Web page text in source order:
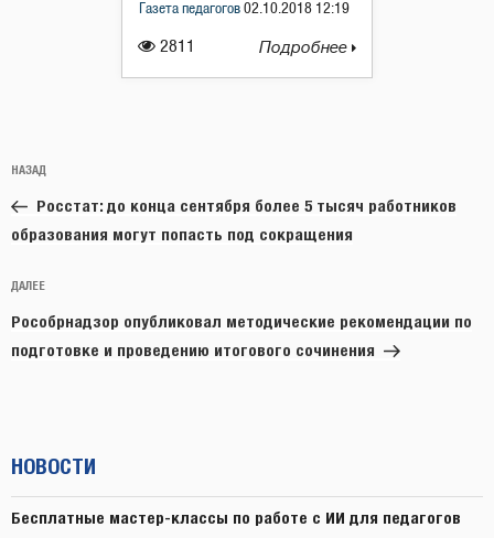
2811
Газета педагогов 02.10.2018 12:19
Подробнее
по
записям
Предыдущая
запись:
НАЗАД
Росстат: до конца сентября более 5 тысяч работников
образования могут попасть под сокращения
Следующая
запись
ДАЛЕЕ
Рособрнадзор опубликовал методические рекомендации по
подготовке и проведению итогового сочинения
НОВОСТИ
Бесплатные мастер-классы по работе с ИИ для педагогов